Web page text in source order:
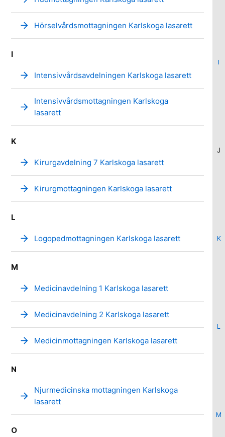
I
J
K
L
M
arrow_forward Hörselvårdsmottagningen Karlskoga lasarett
I
arrow_forward Intensivvårdsavdelningen Karlskoga lasarett
arrow_forward
Intensivvårdsmottagningen Karlskoga
lasarett
K
arrow_forward Kirurgavdelning 7 Karlskoga lasarett
arrow_forward Kirurgmottagningen Karlskoga lasarett
L
arrow_forward Logopedmottagningen Karlskoga lasarett
M
arrow_forward Medicinavdelning 1 Karlskoga lasarett
arrow_forward Medicinavdelning 2 Karlskoga lasarett
arrow_forward Medicinmottagningen Karlskoga lasarett
N
arrow_forward
Njurmedicinska mottagningen Karlskoga
lasarett
O